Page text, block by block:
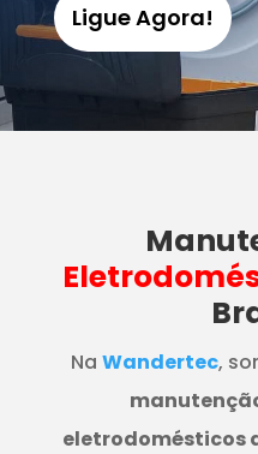
Ligue Agora!
Na Wandertec,
eletrodomésticos